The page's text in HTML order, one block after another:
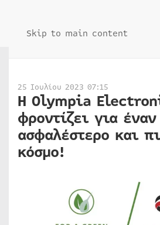
Skip to main content
25 Ιουλίου 2023 07:15
Η Olympia
φροντίζει για έναν
ασφαλέστερο και
κόσμο!